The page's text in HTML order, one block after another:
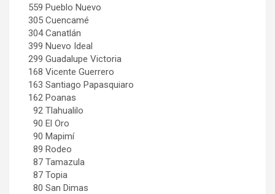
559 Pueblo Nuevo
305 Cuencamé
304 Canatlán
399 Nuevo Ideal
299 Guadalupe Victoria
168 Vicente Guerrero
163 Santiago Papasquiaro
162 Poanas
92 Tlahualilo
90 El Oro
90 Mapimí
89 Rodeo
87 Tamazula
87 Topia
80 San Dimas